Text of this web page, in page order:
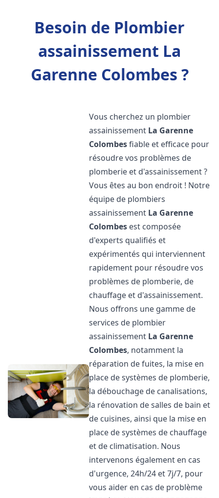
Besoin de Plombier
assainissement La
Garenne Colombes ?
Vous cherchez un plombier
assainissement La Garenne
Colombesfiable et efficace pour
résoudre vos problèmes de
plomberie et d'assainissement ?
Vous êtes au bon endroit ! Notre
équipe de plombiers
assainissement La Garenne
Colombes est composée
d'experts qualifiés et
expérimentés qui interviennent
rapidement pour résoudre vos
problèmes de plomberie, de
chauffage et d'assainissement.
Nous offrons une gamme de
services de plombier
assainissement La Garenne
Colombes, notamment la
réparation de fuites, la mise en
place de systèmes de plomberie,
la débouchage de canalisations,
la rénovation de salles de bain et
de cuisines, ainsi que la mise en
place de systèmes de chauffage
et de climatisation. Nous
intervenons également en cas
d'urgence, 24h/24 et 7j/7, pour
vous aider en cas de problème